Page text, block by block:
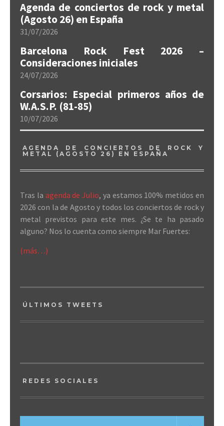
Agenda de conciertos de rock y metal
(Agosto 26) en España
31/07/2026
Barcelona Rock Fest 2026 –
Consideraciones iniciales
24/07/2026
Corsarios: Especial primeros años de
W.A.S.P. (81-85)
10/07/2026
AGENDA DE CONCIERTOS DE ROCK Y
METAL (AGOSTO 26) EN ESPAÑA
Tras la agenda de Julio, ya estamos 100% metidos en
2026 con la de Agosto y todos los conciertos de rock y
metal previstos para este mes. ¿Se te ha pasado
alguno? Nos lo cuenta como siempre Mar Fuertes:
(más…)
ÚLTIMOS TWEETS
REDES SOCIALES